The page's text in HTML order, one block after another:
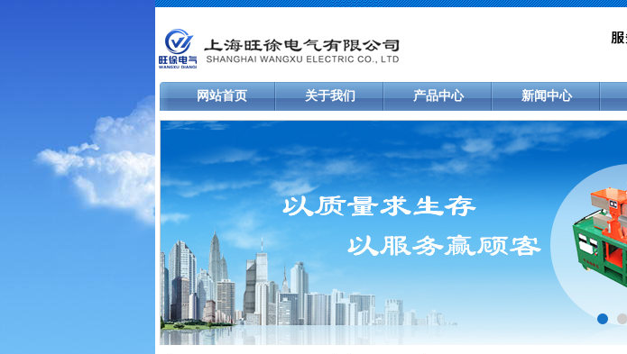
网站首页 关于我们 产品中心 新闻中心